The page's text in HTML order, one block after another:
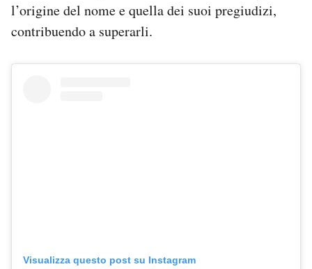
l’origine del nome e quella dei suoi pregiudizi,
contribuendo a superarli.
Visualizza questo post su Instagram